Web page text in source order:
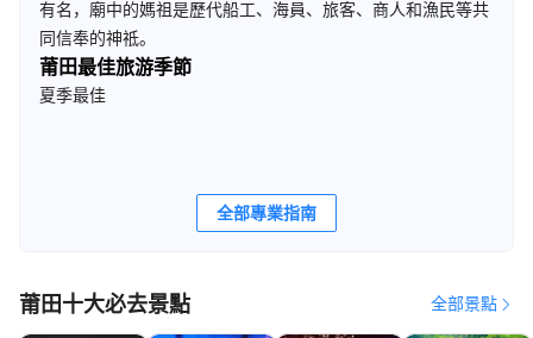
有名，廟中的媽祖是歷代船工、海員、旅客、商人和漁民等共
同信奉的神祗。
莆田最佳旅游季節
夏季最佳
全部專業指南
莆田十大必去景點 全部景點